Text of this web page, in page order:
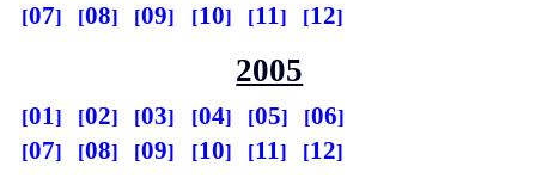
07
08 09 10 11 12
2005
01 02 03 04 05
06
07
08 09 10 11 12